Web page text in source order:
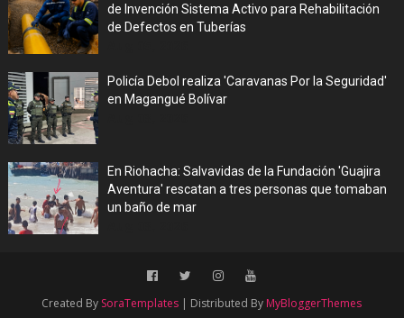
de Invención Sistema Activo para Rehabilitación
de Defectos en Tuberías
Policía Debol realiza 'Caravanas Por la Seguridad'
en Magangué Bolívar
En Riohacha: Salvavidas de la Fundación 'Guajira
Aventura' rescatan a tres personas que tomaban
un baño de mar
Created By SoraTemplates | Distributed By MyBloggerThemes